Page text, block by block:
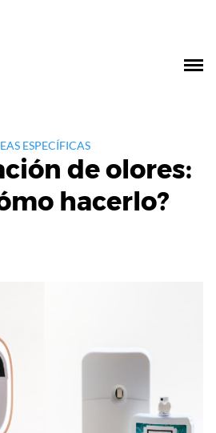
ESPECÍFICAS
de olores:
hacerlo?